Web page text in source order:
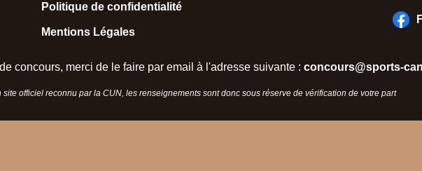
Politique de confidentialité
Mentions Légales
concours, merci de le faire par email à l'adresse suivante : concours@sports-
site officiel reconnu par la CUN, les renseignements sont donc sous réserve de vérification de votre part